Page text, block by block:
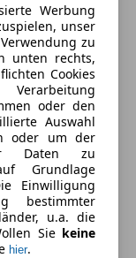
Werbung
unser
zu
unten rechts,
Cookies
oder den
Auswahl
oder um der
Daten zu
Grundlage
Einwilligung
bestimmter
u.a. die
Sie keine
hier.